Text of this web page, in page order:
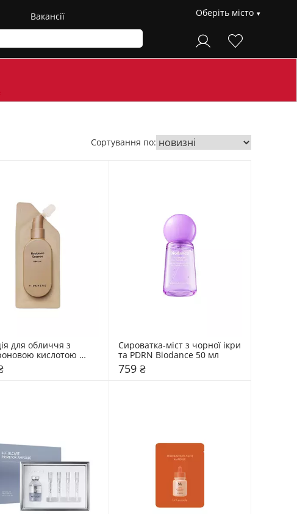
Вакансії Оберіть місто
Сортування по:
для обличчя з
кислотою
25 мл
Сироватка-міст з чорної ікри
та PDRN Biodance 50 мл
759 ₴